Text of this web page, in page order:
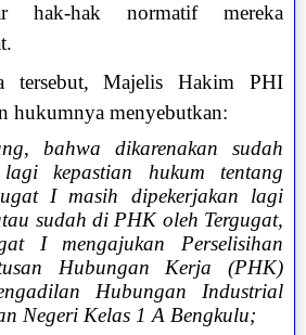
hak-hak normatif mereka
tersebut, Majelis Hakim PHI
hukumnya menyebutkan:
bahwa dikarenakan sudah
kepastian hukum tentang
I masih dipekerjakan lagi
sudah di PHK oleh Tergugat,
I mengajukan Perselisihan
Hubungan Kerja (PHK)
Hubungan Industrial
Negeri Kelas 1 A Bengkulu;